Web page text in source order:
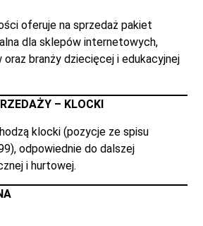
oferuje na sprzedaż pakiet
dla sklepów internetowych,
branży dziecięcej i edukacyjnej
– KLOCKI
klocki (pozycje ze spisu
odpowiednie do dalszej
i hurtowej.